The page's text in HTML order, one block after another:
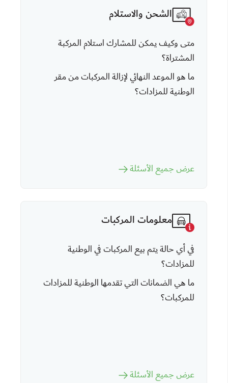
الشحن والاستلام
متى وكيف يمكن للمشارك استلام المركبة
المشتراة؟
ما هو الموعد النهائي لإزالة المركبات من مقر
الوطنية للمزادات؟
عرض جميع الأسئلة
معلومات المركبات
في أي حالة يتم بيع المركبات في الوطنية
للمزادات؟
ما هي الضمانات التي تقدمها الوطنية للمزادات
للمركبات؟
عرض جميع الأسئلة